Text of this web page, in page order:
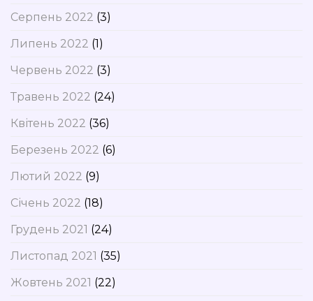
Серпень 2022 (3)
Липень 2022 (1)
Червень 2022 (3)
Травень 2022 (24)
Квітень 2022 (36)
Березень 2022 (6)
Лютий 2022 (9)
Січень 2022 (18)
Грудень 2021 (24)
Листопад 2021 (35)
Жовтень 2021 (22)